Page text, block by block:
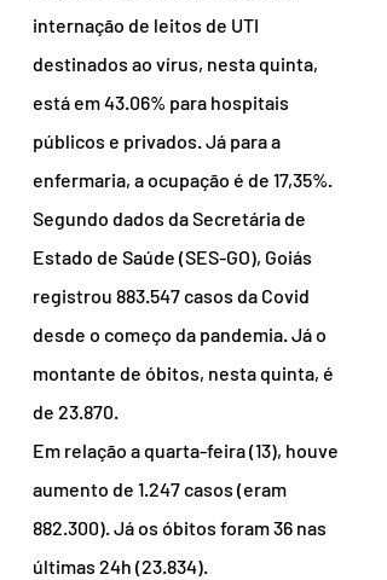
internação de leitos de UTI
destinados ao vírus, nesta quinta,
está em 43.06% para hospitais
públicos e privados. Já para a
enfermaria, a ocupação é de 17,35%.
Segundo dados da Secretária de
Estado de Saúde (SES-GO), Goiás
registrou 883.547 casos da Covid
desde o começo da pandemia. Já o
montante de óbitos, nesta quinta, é
de 23.870.
Em relação a quarta-feira (13), houve
aumento de 1.247 casos (eram
882.300). Já os óbitos foram 36 nas
últimas 24h (23.834).